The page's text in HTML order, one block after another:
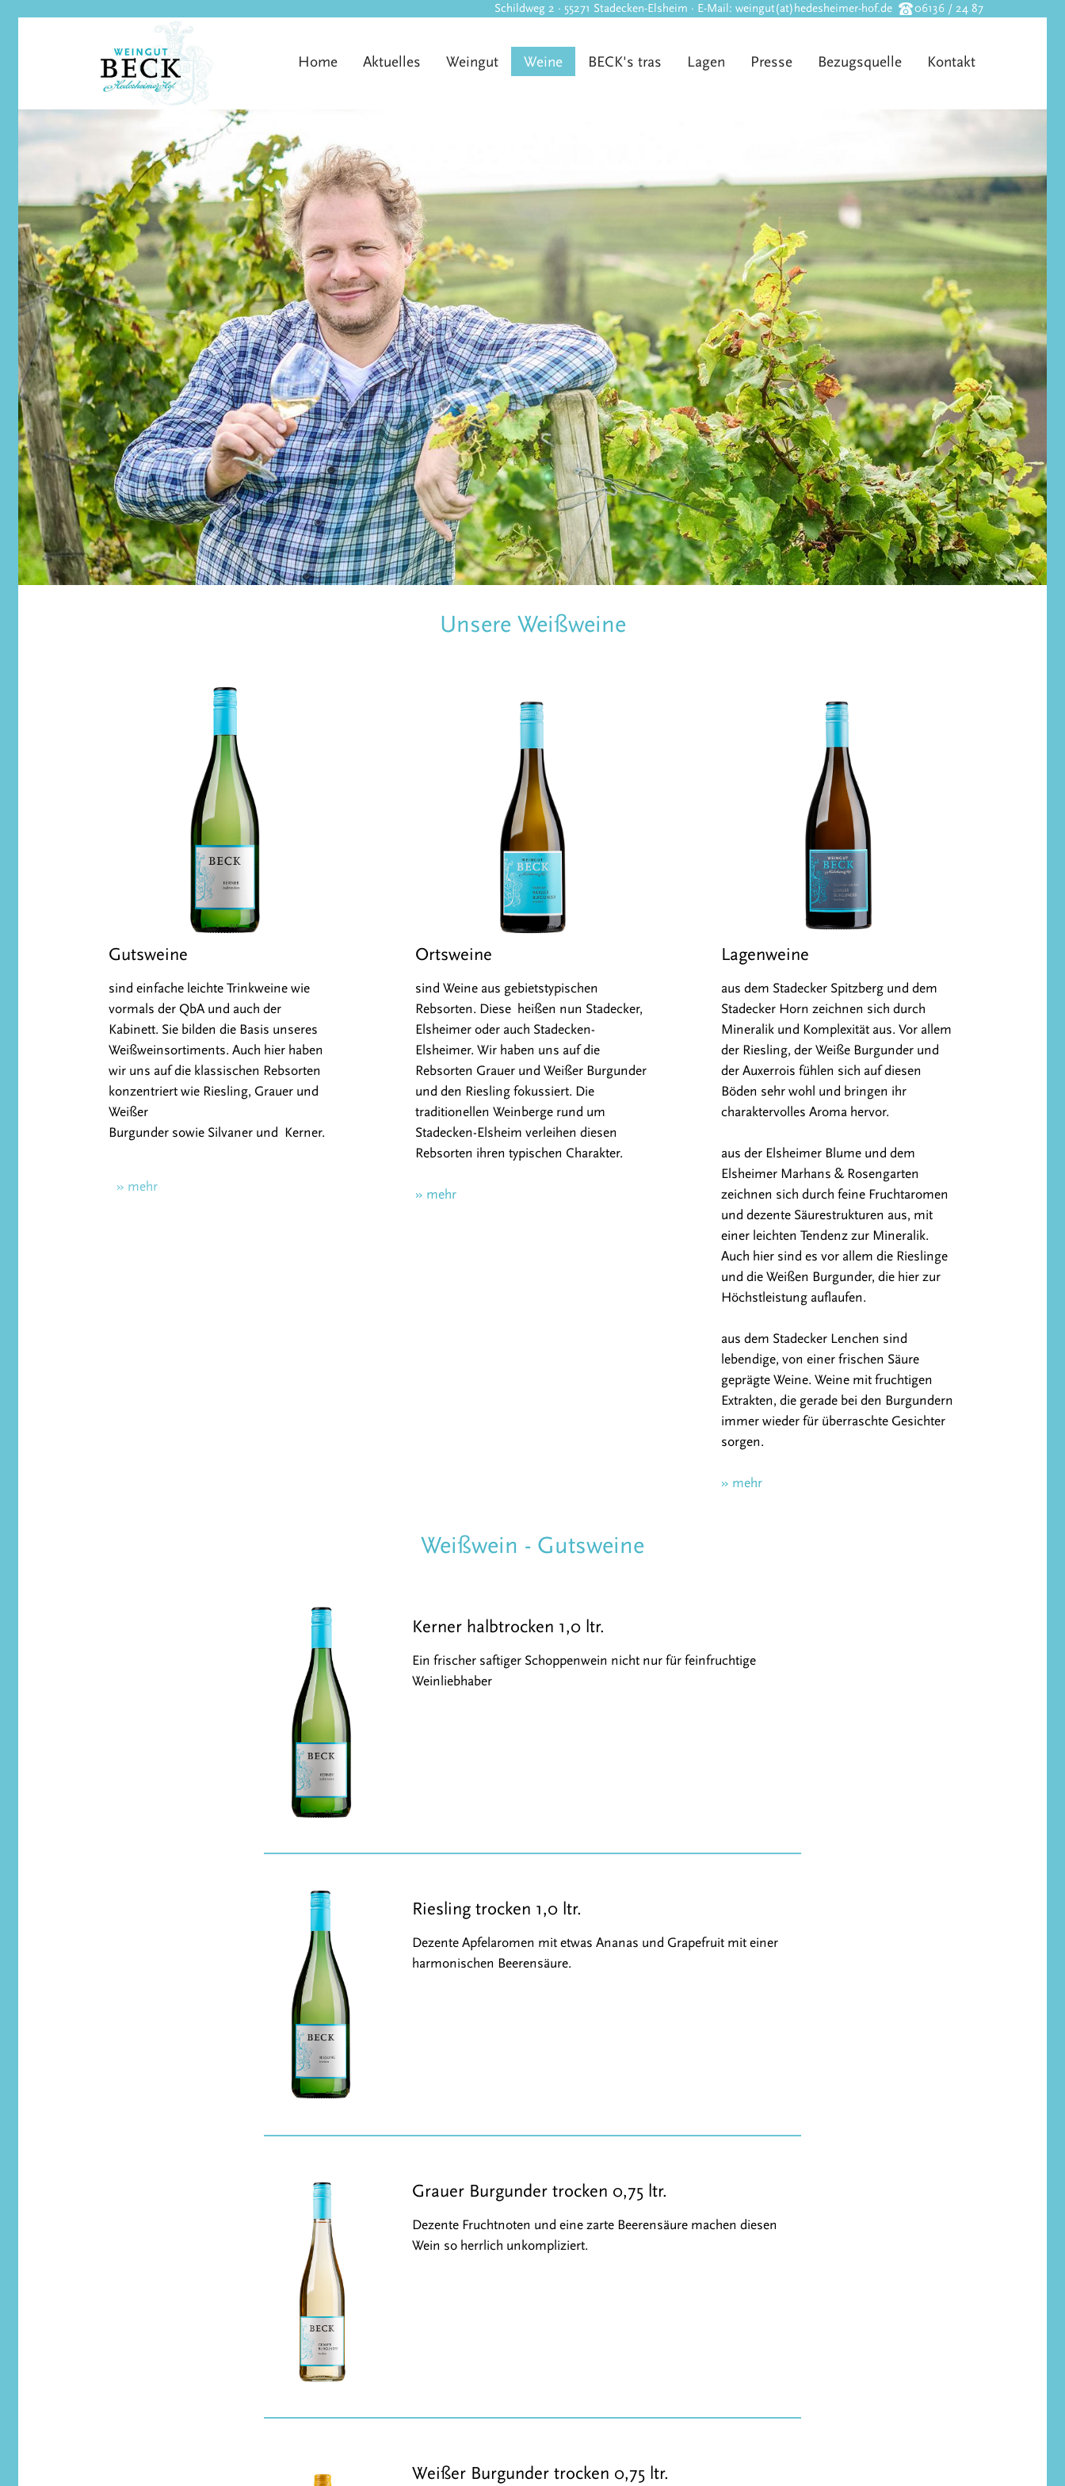
Skip to main content
06136 / 24 87
Schildweg 2 · 55271 Stadecken-Elsheim · E-Mail: weingut(at)hedesheimer-hof.de
Home Aktuelles Weingut Weine BECK's tras Lagen Presse Bezugsquelle Kontakt
Unsere Weißweine
Gutsweine
sind einfache leichte Trinkweine wie
vormals der QbA und auch der
Kabinett. Sie bilden die Basis unseres
Weißweinsortiments. Auch hier haben
wir uns auf die klassischen Rebsorten
konzentriert wie Riesling, Grauer und
Weißer
Burgunder sowie Silvaner und Kerner.
» mehr
Ortsweine
sind Weine aus gebietstypischen
Rebsorten. Diese heißen nun Stadecker,
Elsheimer oder auch Stadecken-
Elsheimer. Wir haben uns auf die
Rebsorten Grauer und Weißer Burgunder
und den Riesling fokussiert. Die
traditionellen Weinberge rund um
Stadecken-Elsheim verleihen diesen
Rebsorten ihren typischen Charakter.
» mehr
Lagenweine
aus dem Stadecker Spitzberg und dem
Stadecker Horn zeichnen sich durch
Mineralik und Komplexität aus. Vor allem
der Riesling, der Weiße Burgunder und
der Auxerrois fühlen sich auf diesen
Böden sehr wohl und bringen ihr
charaktervolles Aroma hervor.
aus der Elsheimer Blume und dem
Elsheimer Marhans & Rosengarten
zeichnen sich durch feine Fruchtaromen
und dezente Säurestrukturen aus, mit
einer leichten Tendenz zur Mineralik.
Auch hier sind es vor allem die Rieslinge
und die Weißen Burgunder, die hier zur
Höchstleistung auflaufen.
aus dem Stadecker Lenchen sind
lebendige, von einer frischen Säure
geprägte Weine. Weine mit fruchtigen
Extrakten, die gerade bei den Burgundern
immer wieder für überraschte Gesichter
sorgen.
» mehr
Weißwein - Gutsweine
Kerner halbtrocken 1,0 ltr.
Ein frischer saftiger Schoppenwein nicht nur für feinfruchtige
Weinliebhaber
Riesling trocken 1,0 ltr.
Dezente Apfelaromen mit etwas Ananas und Grapefruit mit einer
harmonischen Beerensäure.
Grauer Burgunder trocken 0,75 ltr.
Dezente Fruchtnoten und eine zarte Beerensäure machen diesen
Wein so herrlich unkompliziert.
Weißer Burgunder trocken 0,75 ltr.